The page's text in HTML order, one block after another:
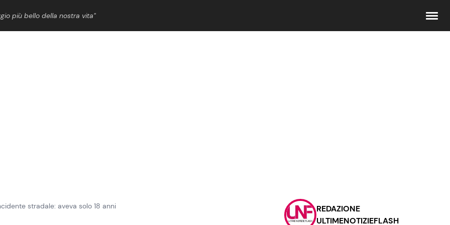
più bello della nostra vita”
Contattaci
Pubblicità
stradale: aveva solo 18 anni
REDAZIONE
ULTIMENOTIZIEFLASH